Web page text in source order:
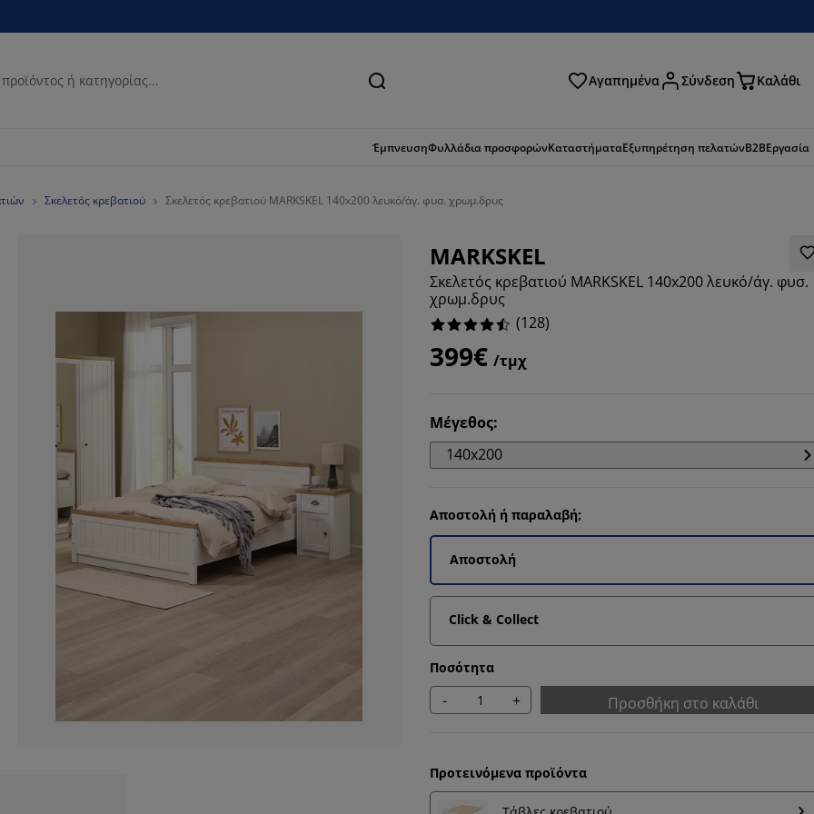
Αναζήτηση Αγαπημένα Σύνδεση Καλάθι
ΈμπνευσηΦυλλάδια προσφορώνΚαταστήματαΕξυπηρέτηση πελατώνB2BΕργασία
Σκελετός κρεβατιού Σκελετός κρεβατιού MARKSKEL 140x200 λευκό/άγ. φυσ. χρωμ.δρυς
MARKSKEL
Σκελετός κρεβατιού MARKSKEL 140x200 λευκό/άγ. φυσ.
χρωμ.δρυς
(128)
399€ /τμχ
Μέγεθος:
140x200
Αποστολή ή παραλαβή;
Αποστολή
Click & Collect
Ποσότητα
- + Προσθήκη στο καλάθι
Προτεινόμενα προϊόντα
4.6875%